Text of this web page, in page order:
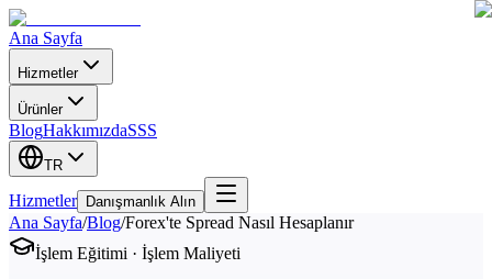
Ana Sayfa
Hizmetler
Ürünler
BlogHakkımızdaSSS
TR
Hizmetler Danışmanlık Alın
Ana Sayfa/Blog/Forex'te Spread Nasıl Hesaplanır
İşlem Eğitimi · İşlem Maliyeti